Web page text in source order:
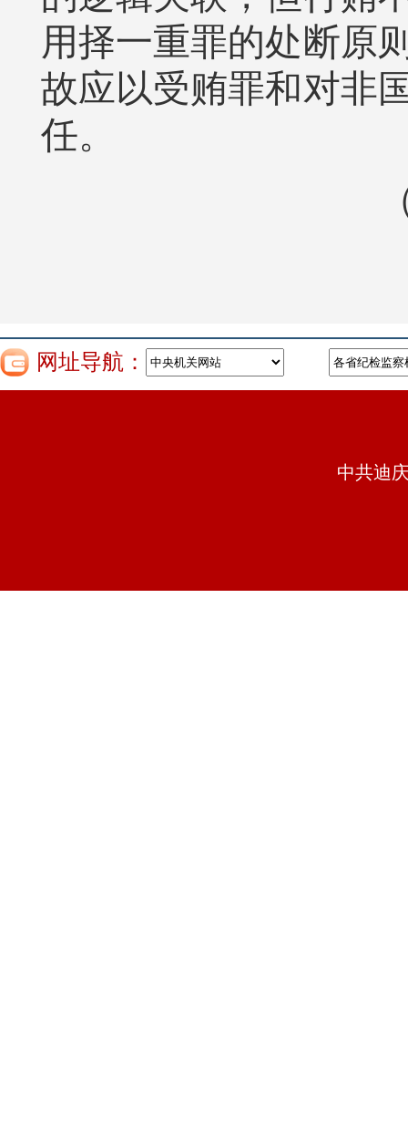
用择一重罪的处断原
故应以受贿罪和对非
任。
网址导航：
中共迪